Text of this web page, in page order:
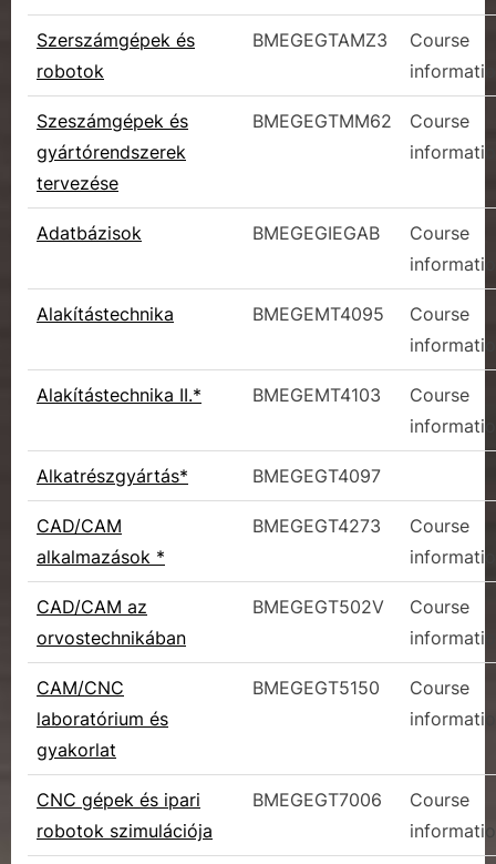
Szerszámgépek és
robotok
BMEGEGTAMZ3
Course
Szeszámgépek és
gyártórendszerek
tervezése
BMEGEGTMM62
Course
Adatbázisok BMEGEGIEGAB
Course
Alakítástechnika BMEGEMT4095
Course
Alakítástechnika II.* BMEGEMT4103
Course
Alkatrészgyártás* BMEGEGT4097
CAD/CAM
alkalmazások *
BMEGEGT4273
Course
CAD/CAM az
orvostechnikában
BMEGEGT502V
Course
CAM/CNC
laboratórium és
gyakorlat
BMEGEGT5150
Course
CNC gépek és ipari
robotok szimulációja
BMEGEGT7006
Course